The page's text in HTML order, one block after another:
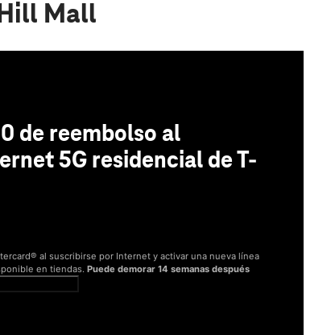
Mall
de reembolso al
5G residencial de T-
al suscribirse por Internet y activar una nueva línea
en tiendas.Puede demorar 14 semanas después